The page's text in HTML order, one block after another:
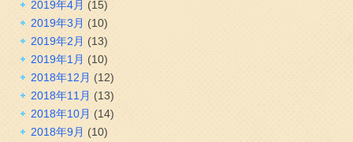
2019年4月 (15)
2019年3月 (10)
2019年2月 (13)
2019年1月 (10)
2018年12月 (12)
2018年11月 (13)
2018年10月 (14)
2018年9月 (10)